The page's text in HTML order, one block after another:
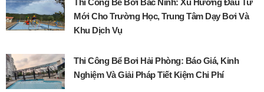
Thi Công Bể Bơi Bắc Ninh: Xu Hướng Đầu Tư
Mới Cho Trường Học, Trung Tâm Dạy Bơi Và
Khu Dịch Vụ
Thi Công Bể Bơi Hải Phòng: Báo Giá, Kinh
Nghiệm Và Giải Pháp Tiết Kiệm Chi Phí